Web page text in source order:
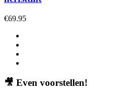
€69.95
🎥 Even voorstellen!